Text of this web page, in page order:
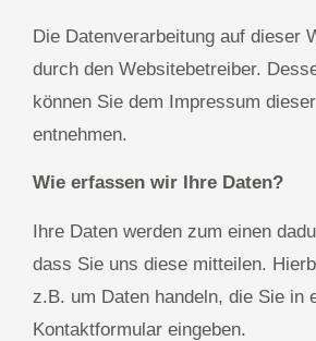
Die Datenverarbeitung auf dieser
durch den Websitebetreiber.
können Sie dem Impressum
entnehmen.
Wie erfassen wir Ihre Daten?
Ihre Daten werden zum einen
dass Sie uns diese mitteilen.
z.B. um Daten handeln, die Sie in
Kontaktformular eingeben.